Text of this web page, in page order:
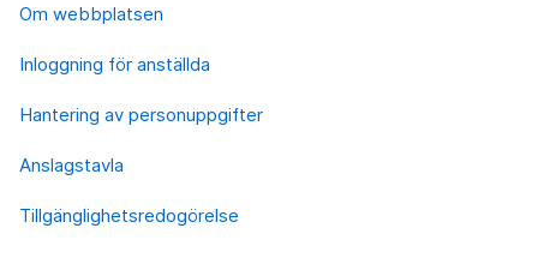
Om webbplatsen
Inloggning för anställda
Hantering av personuppgifter
Anslagstavla
Tillgänglighetsredogörelse